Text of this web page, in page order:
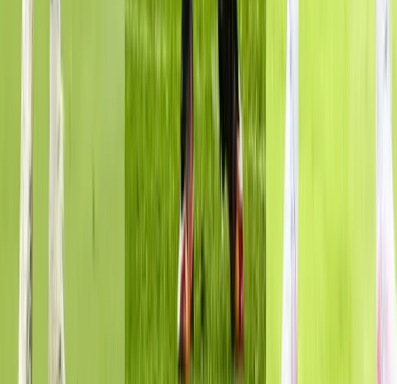
স্বরাষ্ট্রমন্ত্রী সালাহউদ্দীন আহমদ বলেছেন, পুলিশ কোনো রাজনৈতিক দল,
ব্যক্তি বা গোষ্ঠীর লাঠিয়াল বাহিনী নয়, পুলিশ হবে জনগণের বন্ধু, সেবক
এবং আইনের নিরপেক্ষ প্রয়োগকারী। তিনি বলেন, দেশের আইন-শৃঙ্খলা
রক্ষা, জনগণের জানমালের নিরাপত্তা নিশ্চিতকরণ এবং মানবাধিকার
সমুন্নত রাখার ক্ষেত্রে পুলিশ সদস্যদের পেশাদারিত্ব, সততা ও
জবাবদিহিতার সঙ্গে দায়িত্ব পালন করতে হবে।
রোববার (২ আগস্ট) সকালে বাংলাদেশ পুলিশ একাডেমি সারদায় ২৭তম
বিসিএস পুলিশ ব্যাচের (১ম পর্যায়) সমাপনী অনুষ্ঠানে প্রধান অতিথির
বক্তব্যে তিনি এসব কথা বলেন।